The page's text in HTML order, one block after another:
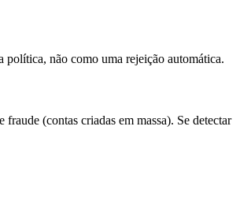
política, não como uma rejeição automática.
(contas criadas em massa). Se detectar